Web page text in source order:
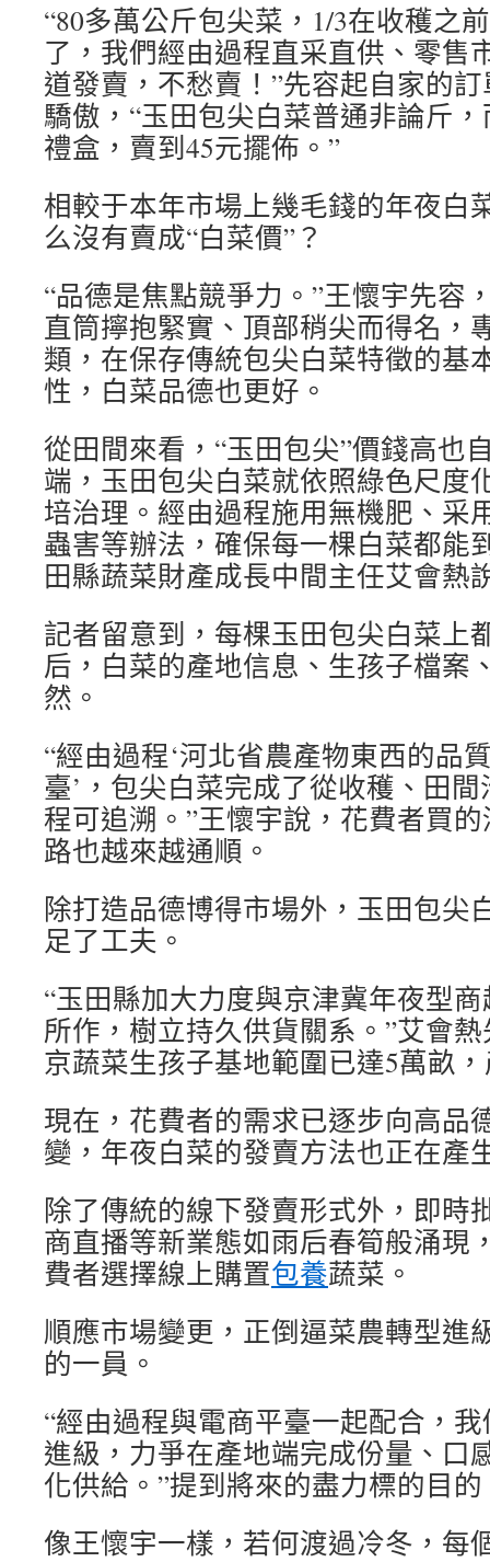
“80多萬公斤包尖菜，1/3在收穫之
了，我們經由過程直采直供、零售
道發賣，不愁賣！”先容起自家的
驕傲，“玉田包尖白菜普通非論斤
禮盒，賣到45元擺佈。”
相較于本年市場上幾毛錢的年夜白
么沒有賣成“白菜價”？
“品德是焦點競爭力。”王懷宇先容
直筒擰抱緊實、頂部稍尖而得名，
類，在保存傳統包尖白菜特徵的基
性，白菜品德也更好。
從田間來看，“玉田包尖”價錢高也
端，玉田包尖白菜就依照綠色尺度
培治理。經由過程施用無機肥、采
蟲害等辦法，確保每一棵白菜都能
田縣蔬菜財產成長中間主任艾會熱
記者留意到，每棵玉田包尖白菜上
后，白菜的產地信息、生孩子檔案
然。
“經由過程‘河北省農產物東西的品
臺’，包尖白菜完成了從收穫、田
程可追溯。”王懷宇說，花費者買
路也越來越通順。
除打造品德博得市場外，玉田包尖
足了工夫。
“玉田縣加大力度與京津冀年夜型
所作，樹立持久供貨關系。”艾會
京蔬菜生孩子基地範圍已達5萬畝
現在，花費者的需求已逐步向高品
變，年夜白菜的發賣方法也正在產
除了傳統的線下發賣形式外，即時
商直播等新業態如雨后春筍般涌現
費者選擇線上購置包養蔬菜。
順應市場變更，正倒逼菜農轉型進
的一員。
“經由過程與電商平臺一起配合，
進級，力爭在產地端完成份量、口
化供給。”提到將來的盡力標的目
像王懷宇一樣，若何渡過冷冬，每